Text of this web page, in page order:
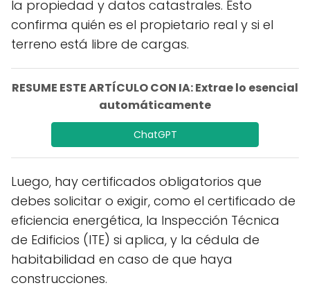
la propiedad y datos catastrales. Esto
confirma quién es el propietario real y si el
terreno está libre de cargas.
RESUME ESTE ARTÍCULO CON IA: Extrae lo esencial
automáticamente
ChatGPT
Luego, hay certificados obligatorios que
debes solicitar o exigir, como el certificado de
eficiencia energética, la Inspección Técnica
de Edificios (ITE) si aplica, y la cédula de
habitabilidad en caso de que haya
construcciones.